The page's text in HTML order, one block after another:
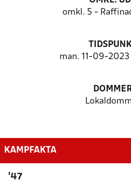
omkl. 5 -
man. 11-09-2023
KAMPFAKTA
'47